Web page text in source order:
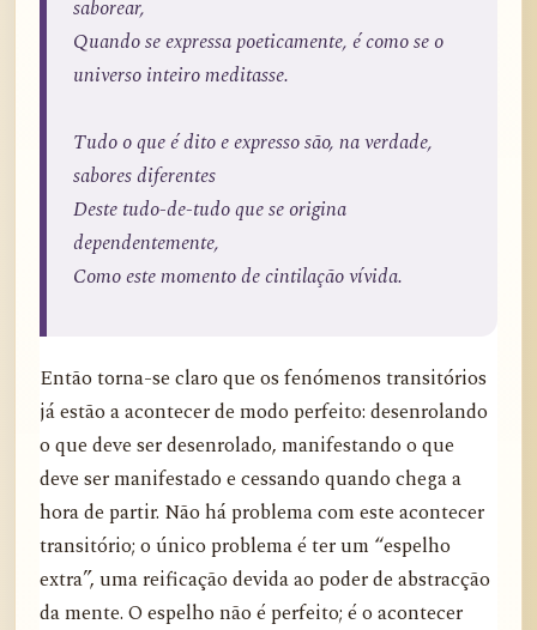
saborear,
Quando se expressa poeticamente, é como se o
universo inteiro meditasse.
Tudo o que é dito e expresso são, na verdade,
sabores diferentes
Deste tudo-de-tudo que se origina
dependentemente,
Como este momento de cintilação vívida.
Então torna-se claro que os fenómenos transitórios
já estão a acontecer de modo perfeito: desenrolando
o que deve ser desenrolado, manifestando o que
deve ser manifestado e cessando quando chega a
hora de partir. Não há problema com este acontecer
transitório; o único problema é ter um “espelho
extra”, uma reificação devida ao poder de abstracção
da mente. O espelho não é perfeito; é o acontecer